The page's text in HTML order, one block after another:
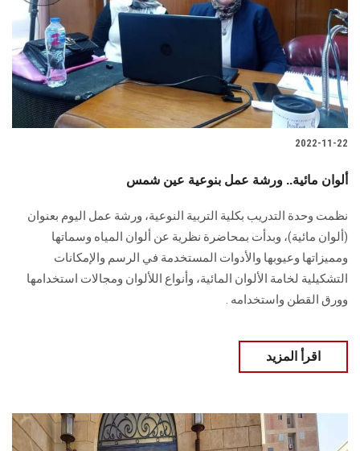
2022-11-22
ألوان مائية.. ورشة عمل بنوعية عين شمس
نظمت وحدة التدريب بكلية التربية النوعية، ورشة عمل اليوم بعنوان
(ألوان مائية)، وبدأت بمحاضرة نظرية عن ألوان المياه وسماتها
ومميزاتها وعيوبها والأدوات المستخدمة في الرسم والإمكانات
التشكيلية لخامة الألوان المائية، وأنواع اللألوان ومجالات استخدامها
وورق القطن واستخدامه .
اقرأ المزيد